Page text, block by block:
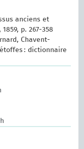
anciens et
p. 267-358
Chavent-
: dictionnaire